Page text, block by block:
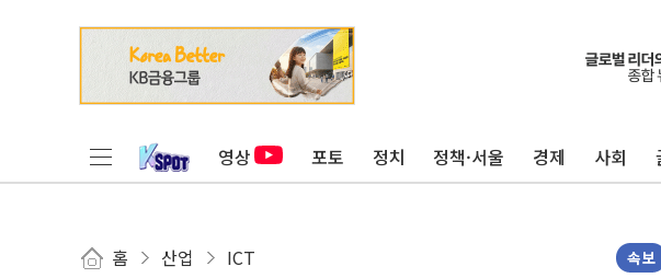
영상 포토 정치 정책·서울 경제 사회
홈 산업 ICT 속보